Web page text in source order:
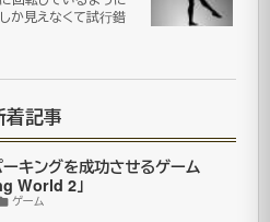
か見えなくて試行錯
着記事
キングを成功させるゲーム
World 2」
ゲーム